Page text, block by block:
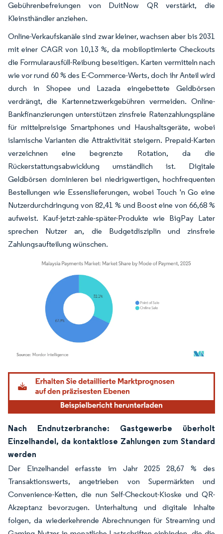
Gebührenbefreiungen von DuitNow QR verstärkt, die
Kleinsthändler anziehen.
Online-Verkaufskanäle sind zwar kleiner, wachsen aber bis 2031
mit einer CAGR von 10,13 %, da mobiloptimierte Checkouts
die Formularausfüll-Reibung beseitigen. Karten vermitteln nach
wie vor rund 60 % des E-Commerce-Werts, doch ihr Anteil wird
durch in Shopee und Lazada eingebettete Geldbörsen
verdrängt, die Kartennetzwerkgebühren vermeiden. Online-
Bankfinanzierungen unterstützen zinsfreie Ratenzahlungspläne
für mittelpreisige Smartphones und Haushaltsgeräte, wobei
islamische Varianten die Attraktivität steigern. Prepaid-Karten
verzeichnen eine begrenzte Rotation, da die
Rückerstattungsabwicklung umständlich ist. Digitale
Geldbörsen dominieren bei niedrigwertigen, hochfrequenten
Bestellungen wie Essenslieferungen, wobei Touch 'n Go eine
Nutzerdurchdringung von 82,41 % und Boost eine von 66,68 %
aufweist. Kauf-jetzt-zahle-später-Produkte wie BigPay Later
sprechen Nutzer an, die Budgetdisziplin und zinsfreie
Zahlungsaufteilung wünschen.
Bild © Mordor Intelligence. Wiederverwendung erfordert Namensnennung gemäß
Nach Endnutzerbranche: Gastgewerbe überholt
Einzelhandel, da kontaktlose Zahlungen zum Standard
werden
Der Einzelhandel erfasste im Jahr 2025 28,67 % des
Transaktionswerts, angetrieben von Supermärkten und
Convenience-Ketten, die nun Self-Checkout-Kioske und QR-
Akzeptanz bevorzugen. Unterhaltung und digitale Inhalte
folgen, da wiederkehrende Abrechnungen für Streaming und